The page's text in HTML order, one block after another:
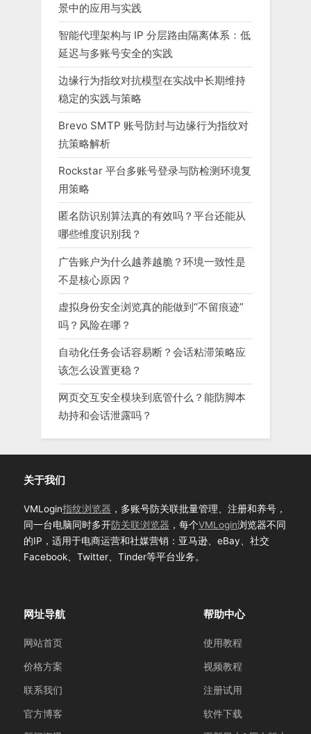
景中的应用与实践
智能代理架构与 IP 分层路由隔离体系：低
延迟与多账号安全的实践
边缘行为指纹对抗模型在实战中长期维持
稳定的实践与策略
Brevo SMTP 账号防封与边缘行为指纹对
抗策略解析
Rockstar 平台多账号登录与防检测环境复
用策略
匿名防识别算法真的有效吗？平台还能从
哪些维度识别我？
广告账户为什么越养越脆？环境一致性是
不是核心原因？
虚拟身份安全浏览真的能做到“不留痕迹”
吗？风险在哪？
自动化任务会话容易断？会话粘滞策略应
该怎么设置更稳？
网页交互安全模块到底管什么？能防脚本
劫持和会话泄露吗？
关于我们
VMLogin指纹浏览器 ，多账号防关联批量管理、注册和养号，
同一台电脑同时多开防关联浏览器 ，每个VMLogin浏览器不同
的IP，适用于电商运营和社媒营销：亚马逊、eBay、社交
Facebook、Twitter、Tinder等平台业务。
网址导航
网站首页
价格方案
联系我们
官方博客
帮助中心
使用教程
视频教程
注册试用
软件下载